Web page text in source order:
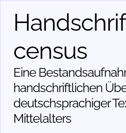
census
Eine
handschriftlichen
deutschsprachiger
Mittelalters